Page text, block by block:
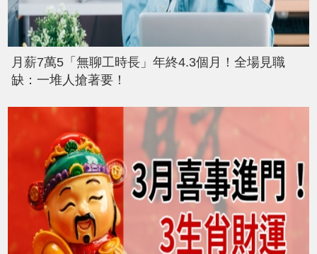
月薪7萬5「無聊工時長」年終4.3個月！全場見職
缺：一堆人搶著要！